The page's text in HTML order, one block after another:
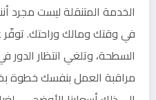
الخدمة المتنقلة ليست مجرد
في وقتك ومالك وراحتك.
السطحة، وتلغي انتظار الدور
مراقبة العمل بنفسك خطوة